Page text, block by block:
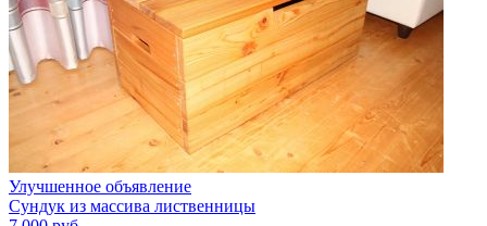
Улучшенное объявление
Сундук из массива лиственницы